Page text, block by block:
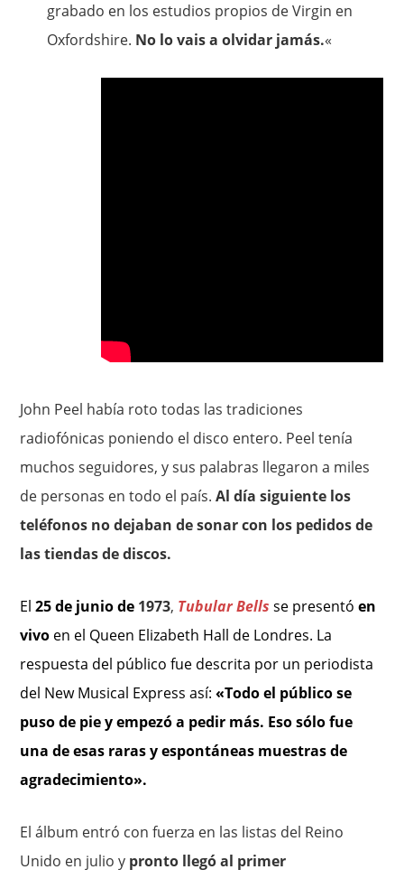
grabado en los estudios propios de Virgin en
Oxfordshire. No lo vais a olvidar jamás.«
John Peel había roto todas las tradiciones
radiofónicas poniendo el disco entero. Peel tenía
muchos seguidores, y sus palabras llegaron a miles
de personas en todo el país.Al día siguiente los
teléfonos no dejaban de sonar con los pedidos de
las tiendas de discos.
El25 de junio de 1973, Tubular Bells se presentóen
vivo en el Queen Elizabeth Hall de Londres. La
respuesta del público fue descrita por un periodista
del New Musical Express así:«Todo el público se
puso de pie y empezó a pedir más. Eso sólo fue
una de esas raras y espontáneas muestras de
agradecimiento».
El álbum entró con fuerza en las listas del Reino
Unido en julio y pronto llegó al primer